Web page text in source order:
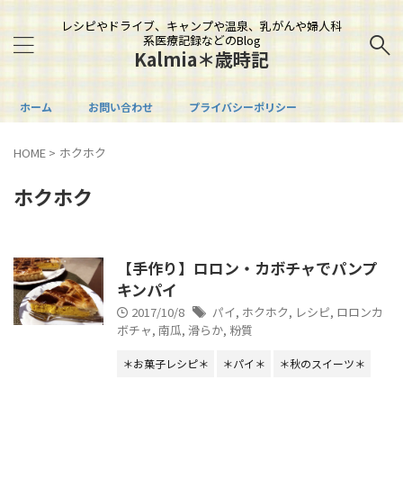
レシピやドライブ、キャンプや温泉、乳がんや婦人科
系医療記録などのBlog
Kalmia＊歳時記
ホーム お問い合わせ プライバシーポリシー
HOME > ホクホク
ホクホク
【手作り】ロロン・カボチャでパンプ
キンパイ
2017/10/8 パイ, ホクホク, レシピ, ロロンカ
ボチャ, 南瓜, 滑らか, 粉質
＊お菓子レシピ＊ ＊パイ＊ ＊秋のスイーツ＊